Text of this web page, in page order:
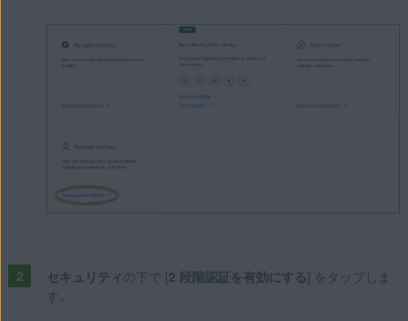
セキュリティ の下で [2 段階認証を有効にする] をタップしま
す。